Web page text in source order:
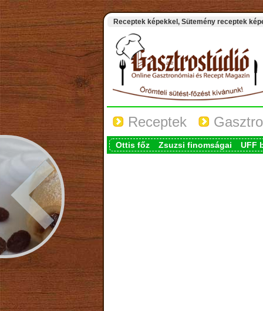
Receptek képekkel, Sütemény receptek
Receptek
Ottis főz Zsuzsi finomságai UFF